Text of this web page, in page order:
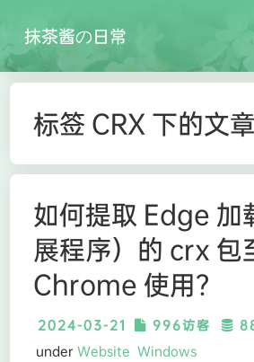
抹茶酱の日常
标签 CRX 下的文章
如何提取 Edge 加
展程序）的 crx 包
Chrome 使用？
2024-03-21 996访客
under Website Windows